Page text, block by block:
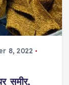
8, 2022
समीर,